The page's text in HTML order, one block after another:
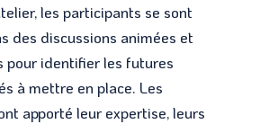
les participants se sont
des discussions animées et
pour identifier les futures
à mettre en place. Les
apporté leur expertise, leurs